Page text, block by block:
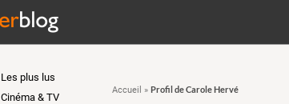
Les plus lus
Cinéma & TV
Accueil » Profil de Carole Hervé